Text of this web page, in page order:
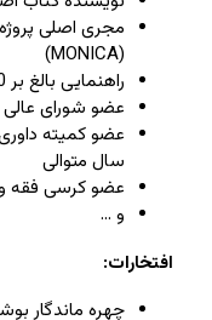
مجری اصلی
(MONICA)
راهنمایی بالغ بر 100 رساله دکتری
عضو شورای عالی
عضو کمیته
سال متوالی
عضو کرسی فقه
و ...
افتخارات:
چهره ماندگار بوشهر